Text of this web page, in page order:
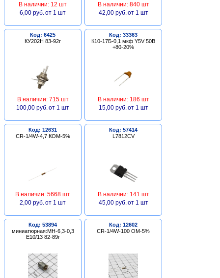
В наличии: 12 шт
6,00 руб. от 1 шт
В наличии: 840 шт
42,00 руб. от 1 шт
Код: 6425
КУ202Н 83-92г
В наличии: 715 шт
100,00 руб. от 1 шт
Код: 33363
К10-17Б-0,1 мкф Y5V 50В
+80-20%
В наличии: 186 шт
15,00 руб. от 1 шт
Код: 12631
CR-1/4W-4,7 КОМ-5%
В наличии: 5668 шт
2,00 руб. от 1 шт
Код: 57414
L7812CV
В наличии: 141 шт
45,00 руб. от 1 шт
Код: 53894
миниатюрная:МН-6,3-0,3
Е10/13 82-89г
Код: 12602
CR-1/4W-100 ОМ-5%